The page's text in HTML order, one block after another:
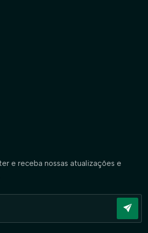
e receba nossas atualizações e